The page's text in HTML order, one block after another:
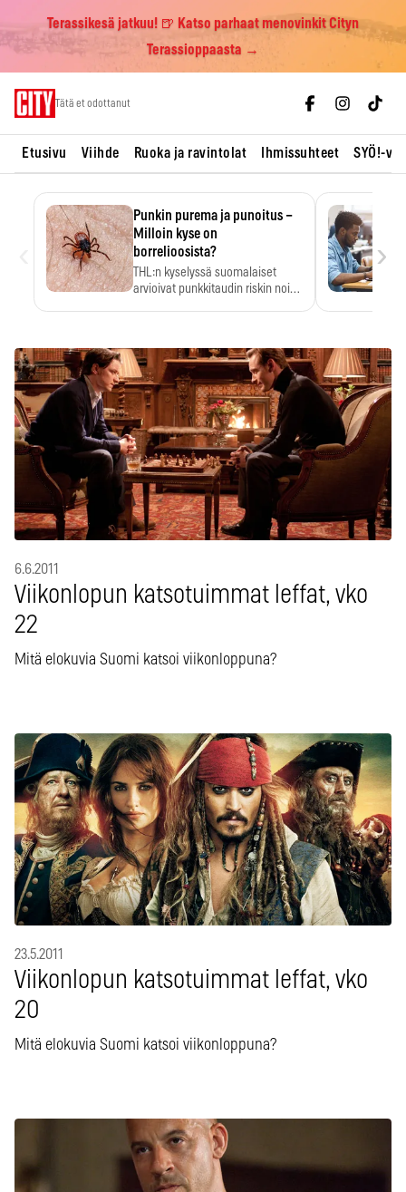
Terassikesä jatkuu! 🍺 Katso parhaat menovinkit Cityn
Terassioppaasta →
Tätä et odottanut
Etusivu Viihde Ruoka ja ravintolat Ihmissuhteet SYÖ!-
Punkin purema ja punoitus –
Milloin kyse on
borrelioosista?
THL:n kyselyssä suomalaiset
arvioivat punkkitaudin riskin noin
›
6.6.2011
Viikonlopun katsotuimmat leffat, vko
22
Mitä elokuvia Suomi katsoi viikonloppuna?
23.5.2011
Viikonlopun katsotuimmat leffat, vko
20
Mitä elokuvia Suomi katsoi viikonloppuna?